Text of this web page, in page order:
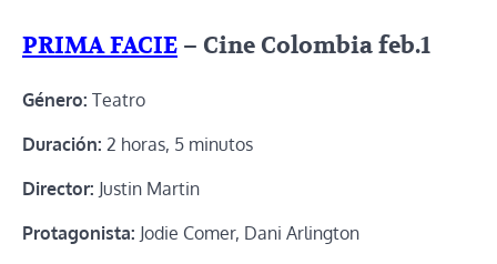
PRIMA FACIE – Cine Colombia feb.1
Género: Teatro
Duración: 2 horas, 5 minutos
Director: Justin Martin
Protagonista: Jodie Comer, Dani Arlington